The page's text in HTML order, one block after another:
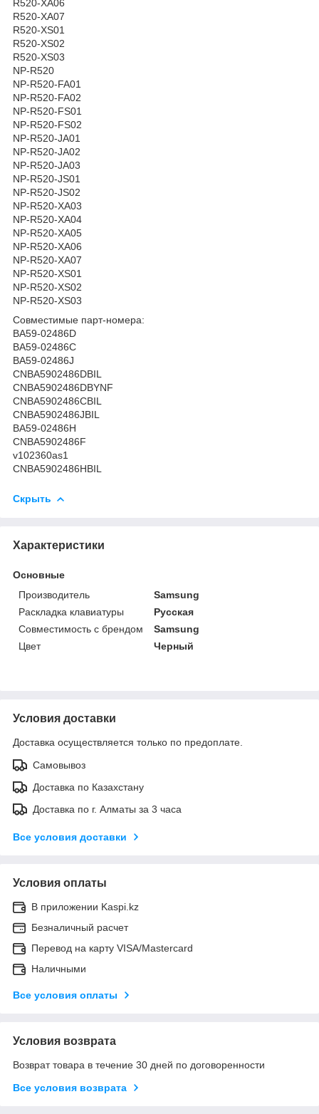
R520-XA06
R520-XA07
R520-XS01
R520-XS02
R520-XS03
NP-R520
NP-R520-FA01
NP-R520-FA02
NP-R520-FS01
NP-R520-FS02
NP-R520-JA01
NP-R520-JA02
NP-R520-JA03
NP-R520-JS01
NP-R520-JS02
NP-R520-XA03
NP-R520-XA04
NP-R520-XA05
NP-R520-XA06
NP-R520-XA07
NP-R520-XS01
NP-R520-XS02
NP-R520-XS03
Совместимые парт-номера:
BA59-02486D
BA59-02486C
BA59-02486J
CNBA5902486DBIL
CNBA5902486DBYNF
CNBA5902486CBIL
CNBA5902486JBIL
BA59-02486H
CNBA5902486F
v102360as1
CNBA5902486HBIL
Скрыть
Характеристики
Основные
Производитель
Samsung
Раскладка клавиатуры
Русская
Совместимость с брендом
Samsung
Цвет
Черный
Условия доставки
Доставка осуществляется только по предоплате.
Самовывоз
Доставка по Казахстану
Доставка по г. Алматы за 3 часа
Все условия доставки
Условия оплаты
В приложении Kaspi.kz
Безналичный расчет
Перевод на карту VISA/Mastercard
Наличными
Все условия оплаты
Условия возврата
Возврат товара в течение 30 дней по договоренности
Все условия возврата